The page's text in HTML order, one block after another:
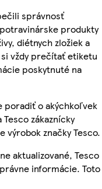
správnosť
produkty
diétnych zložiek a
vždy prečítať etiketu
poskytnuté na
poradiť o akýchkoľvek
zákaznícky
výrobok značky Tesco.
aktualizované, Tesco
informácie. Toto